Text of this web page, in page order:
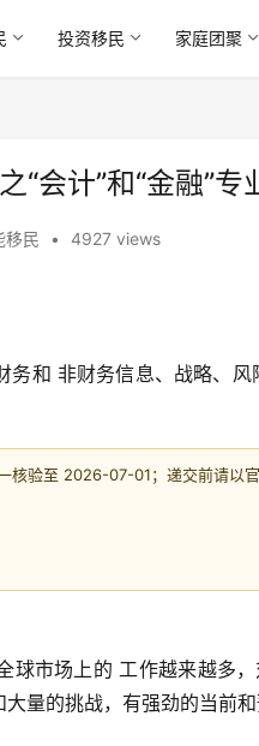
投资移民 家庭团聚
“会计”和“金融”专
移民 • 4927 views
和 非财务信息、战略、
核验至 2026-07-01；递交前请以官
球市场上的 工作越来越多
量的挑战，有强劲的当前和